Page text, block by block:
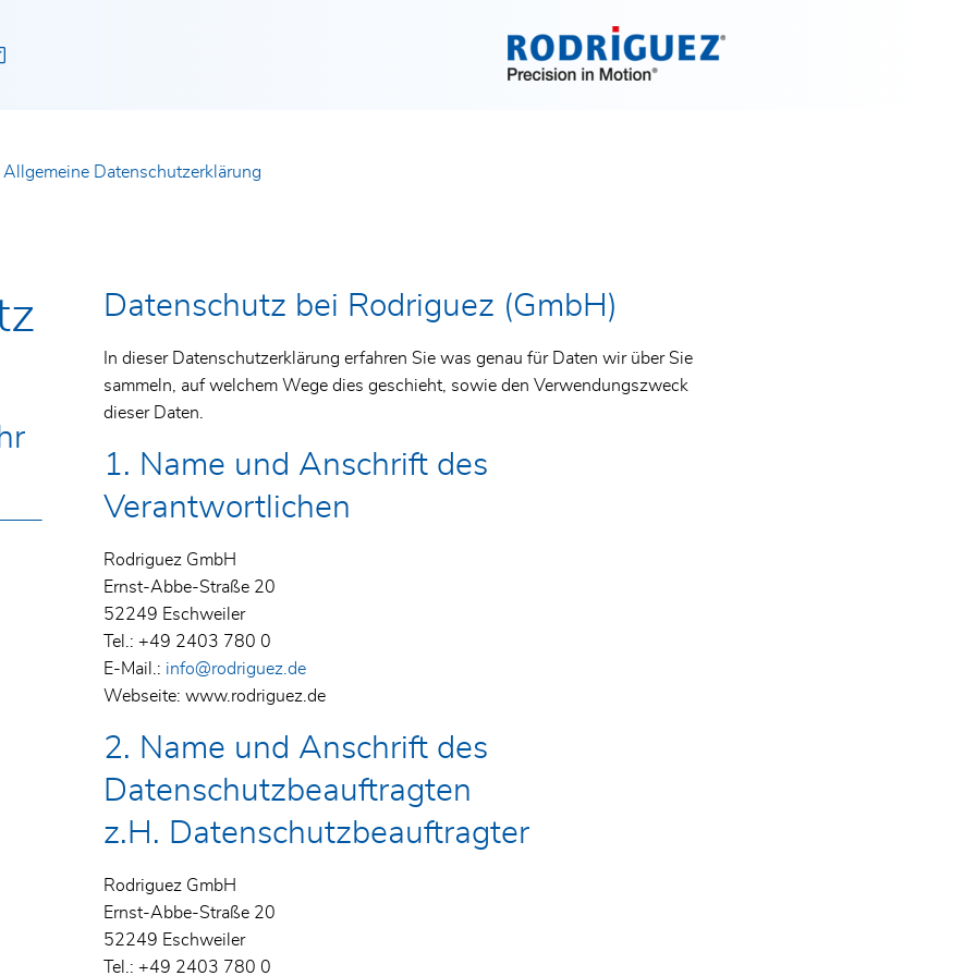
Allgemeine Datenschutzerklärung
Datenschutz bei Rodriguez (GmbH)
In dieser Datenschutzerklärung erfahren Sie was genau für Daten wir über Sie
sammeln, auf welchem Wege dies geschieht, sowie den Verwendungszweck
dieser Daten.
1. Name und Anschrift des
Verantwortlichen
Rodriguez GmbH
Ernst-Abbe-Straße 20
52249 Eschweiler
Tel.: +49 2403 780 0
E-Mail.: info@rodriguez.de
Webseite: www.rodriguez.de
2. Name und Anschrift des
Datenschutzbeauftragten
z.H. Datenschutzbeauftragter
Rodriguez GmbH
Ernst-Abbe-Straße 20
52249 Eschweiler
Tel.: +49 2403 780 0